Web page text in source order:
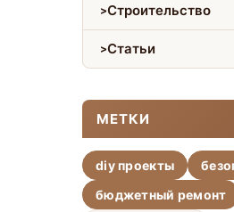
Строительство
Статьи
МЕТКИ
diy проекты
бюджетный ремонт